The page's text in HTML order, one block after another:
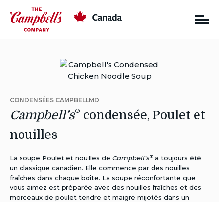
content
CONDENSÉES CAMPBELLMD
Campbell’s® condensée, Poulet et
nouilles
La soupe Poulet et nouilles de Campbell’s® a toujours été
un classique canadien. Elle commence par des nouilles
fraîches dans chaque boîte. La soupe réconfortante que
vous aimez est préparée avec des nouilles fraîches et des
morceaux de poulet tendre et maigre mijotés dans un